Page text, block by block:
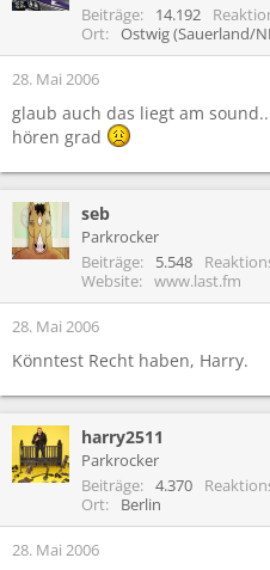
Beiträge 14.192
Ort
Ostwig (Sauerland/
28. Mai 2006
glaub auch das liegt am
hören grad
seb
Parkrocker
Beiträge
5.548
Website
www.last.fm
28. Mai 2006
Könntest Recht haben, Harry.
harry2511
Parkrocker
Beiträge
4.370
Ort
Berlin
28. Mai 2006